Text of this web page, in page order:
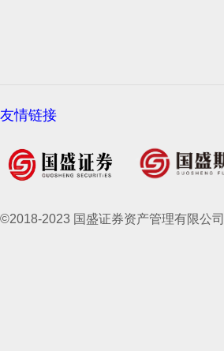
友情链接
©2018-2023 国盛证券资产管理有限公